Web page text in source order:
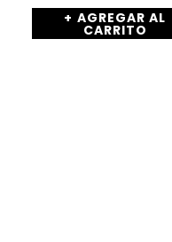
1/2
KG.
cantidad
AGREGAR AL
CARRITO